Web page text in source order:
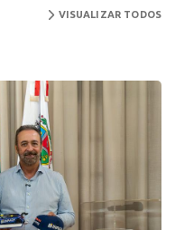
VISUALIZAR TODOS